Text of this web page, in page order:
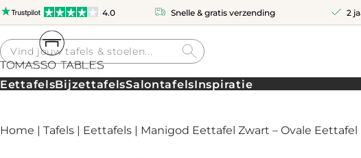
4.0 Snelle & gratis verzending 2
Producten
zoeken
EettafelsBijzettafelsSalontafelsInspiratie
Home | Tafels | Eettafels | Manigod Eettafel Zwart – Ovale